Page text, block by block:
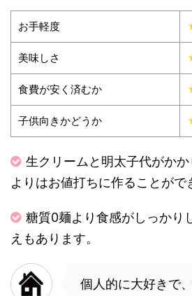
お手軽度
美味しさ
食費が安く済むか
子供向きかどうか
生クリームと明太子代がか
よりはお値打ちに作ることがで
糖質0麺より食感がしっかり
えもあります。
個人的に大好きで